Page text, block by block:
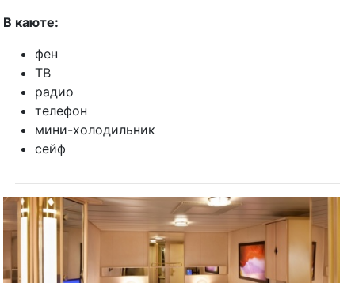
В каюте:
фен
ТВ
радио
телефон
мини-холодильник
сейф